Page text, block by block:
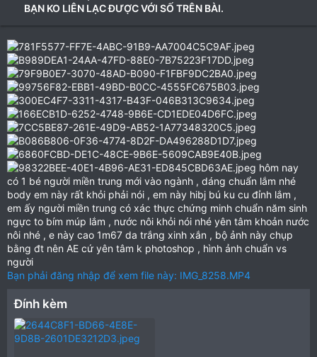
BẠN KO LIÊN LẠC ĐƯỢC VỚI SỐ TRÊN BÀI.
hôm nay
có 1 bé người miền trung mới vào ngành , dáng chuẩn lắm nhé
body em này rất khỏi phải nói , em này hibj bú ku cu đỉnh lắm ,
em ấy người miền trung có xác thực chứng minh chuẩn năm sinh
ngực to bím múp lắm , nước nôi khỏi nói nhé yên tâm khoản nước
nôi nhé , e này cao 1m67 da trắng xinh xắn , bộ ảnh này chụp
bằng đt nên AE cứ yên tâm k photoshop , hình ảnh chuẩn vs
người
Bạn phải đăng nhập để xem file này: IMG_8258.MP4
Đính kèm